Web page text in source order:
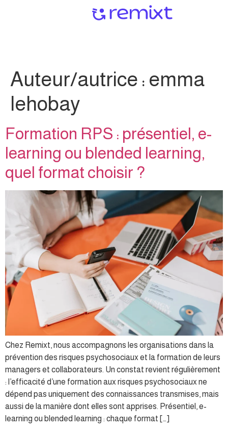
Auteur/autrice : emma
lehobay
Formation RPS : présentiel, e-
learning ou blended learning,
quel format choisir ?
Chez Remixt, nous accompagnons les organisations dans la
prévention des risques psychosociaux et la formation de leurs
managers et collaborateurs. Un constat revient régulièrement
: l’efficacité d’une formation aux risques psychosociaux ne
dépend pas uniquement des connaissances transmises, mais
aussi de la manière dont elles sont apprises. Présentiel, e-
learning ou blended learning : chaque format […]